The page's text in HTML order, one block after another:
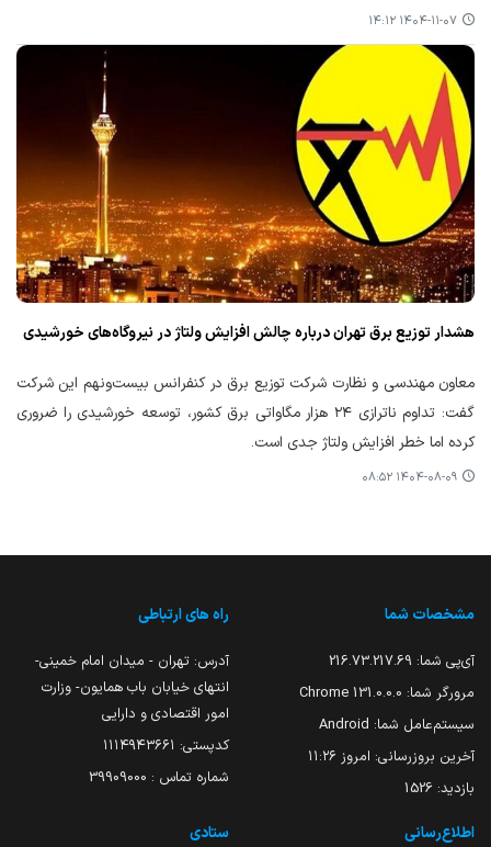
۱۴۰۴-۱۱-۰۷ ۱۴:۱۲
هشدار توزیع برق تهران درباره چالش افزایش ولتاژ در نیروگاه‌های خورشیدی
معاون مهندسی و نظارت شرکت توزیع برق در کنفرانس بیست‌ونهم این شرکت
گفت: تداوم ناترازی ۲۴ هزار مگاواتی برق کشور، توسعه خورشیدی را ضروری
کرده اما خطر افزایش ولتاژ جدی است.
۱۴۰۴-۰۸-۰۹ ۰۸:۵۲
مشخصات شما
آی‌پی شما: 216.73.217.69
مرورگر شما: 131.0.0.0 Chrome
سیستم‌عامل شما: Android
آخرین بروزرسانی: امروز ۱۱:۲۶
بازدید: 1526
راه های ارتباطی
آدرس: تهران - میدان امام خمینی-
انتهای خیابان باب همایون- وزارت
امور اقتصادی و دارایی
کدپستی: ۱۱۱۴۹۴۳۶۶۱
شماره تماس : 39909000
اطلاع‌رسانی ستادی